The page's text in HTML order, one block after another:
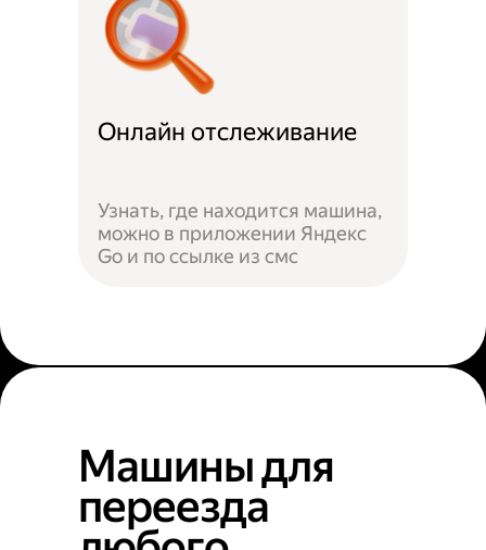
Онлайн отслеживание
Узнать, где находится машина,
можно в приложении Яндекс
Go и по ссылке из смс
Машины для
переезда